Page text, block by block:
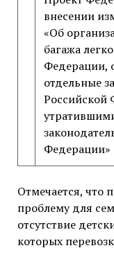
внесении
«Об
багажа
Федерации,
отдельные
Российской
Федерации»
Отмечается, что
проблему для
отсутствие
которых